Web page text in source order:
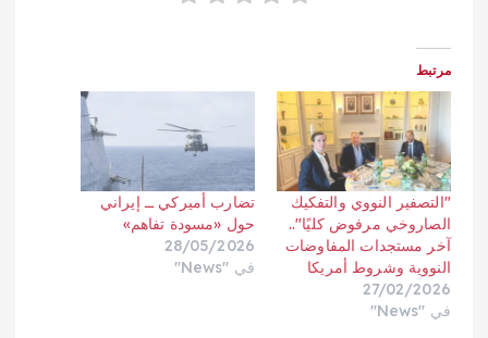
مرتبط
"التصفير النووي والتفكيك
الصاروخي مرفوض كليًا"..
آخر مستجدات المفاوضات
النووية وشروط أمريكا
27/02/2026
في "News"
تضارب أميركي ــ إيراني
حول «مسودة تفاهم»
28/05/2026
في "News"